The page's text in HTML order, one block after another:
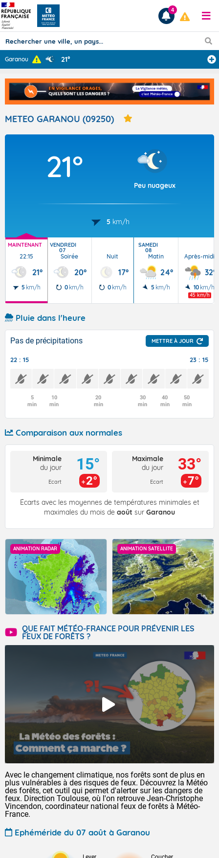
Prévisions
TOUS LES RÉSULTATS
Articles
4
Garanou 21°
METEO GARANOU (09250)
21°
Peu nuageux
5 km/h
MAINTENANT
22:15
21°
5 km/h
VENDREDI
07
Soirée
20°
0 km/h
Nuit
17°
0 km/h
SAMEDI
08
Matin
24°
5 km/h
Après-midi
32°
10 km/h
45 km/h
Pluie dans l'heure
Pas de précipitations METTRE À JOUR
22 : 15 23 : 15
5
min
10
min
20
min
30
min
40
min
50
min
Comparaison aux normales
Minimale
du jour
Ecart
15°
2°
Maximale
du jour
Ecart
33°
7°
Écarts avec les moyennes de températures minimales et
maximales du mois de août sur Garanou
ANIMATION RADAR ANIMATION SATELLITE
QUE FAIT MÉTÉO-FRANCE POUR PRÉVENIR LES
FEUX DE FORÊTS ?
Avec le changement climatique, nos forêts sont de plus en
plus vulnérables à des risques de feux. Découvrez la Météo
des forêts, cet outil qui permet d'alerter sur les dangers de
feux. Direction Toulouse, où l'on retrouve Jean-Christophe
Vincendon, coordinateur national feux de forêts à Météo-
France.
Ephéméride du 07 août à Garanou